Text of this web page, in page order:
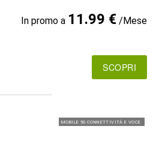
In promo a 11.99 €/Mese
SCOPRI
MOBILE 5G CONNETTIVITÀ E VOCE